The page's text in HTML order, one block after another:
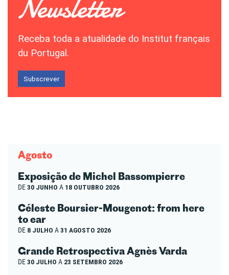
Receba toda a atualidade do Institut français
du Portugal.
Subscrever
Agosto
Exposição de Michel Bassompierre
DE30 JUNHO A 18 OUTUBRO 2026
Céleste Boursier-Mougenot: from here
to ear
DE 8 JULHO A31 AGOSTO 2026
Grande Retrospectiva Agnès Varda
DE30 JULHO A 23 SETEMBRO 2026